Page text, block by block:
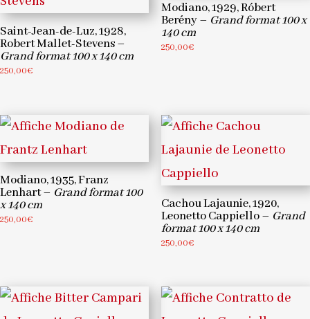
Saint-Jean-de-Luz, 1928,
Robert Mallet-Stevens –
Grand format 100 x 140 cm
250,00€
Modiano, 1929, Róbert
Berény – Grand format 100 x
140 cm
250,00€
Modiano, 1935, Franz
Lenhart – Grand format 100
x 140 cm
250,00€
Cachou Lajaunie, 1920,
Leonetto Cappiello – Grand
format 100 x 140 cm
250,00€